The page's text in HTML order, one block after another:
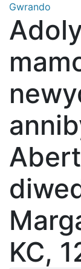
Gwrando
KC,